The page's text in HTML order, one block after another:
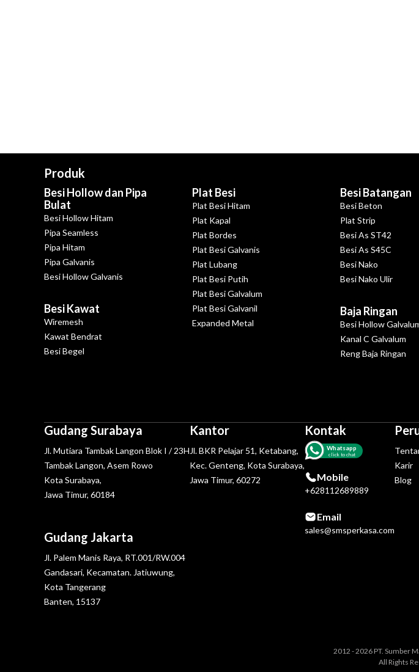
Produk
Besi Hollow dan Pipa
Bulat
Besi Hollow Hitam
Pipa Seamless
Pipa Hitam
Pipa Galvanis
Besi Hollow Galvanis
Besi Kawat
Wiremesh
Kawat Bendrat
Besi Begel
Plat Besi
Plat Besi Hitam
Plat Kapal
Plat Bordes
Plat Besi Galvanis
Plat Lubang
Plat Besi Putih
Plat Besi Galvalum
Plat Besi Galvanil
Expanded Metal
Besi Batangan
Besi Beton
Plat Strip
Besi As ST42
Besi As S45C
Besi Nako
Besi Nako Ulir
Baja Ringan
Besi Hollow
Kanal C Galvalum
Reng Baja Ringan
Gudang Surabaya
Jl. Mutiara Tambak Langon Blok I / 23H
Tambak Langon, Asem Rowo
Kota Surabaya,
Jawa Timur, 60184
Gudang Jakarta
Jl. Palem Manis Raya, RT.001/RW.004
Gandasari, Kecamatan. Jatiuwung,
Kota Tangerang
Banten, 15137
Kantor
Jl. BKR Pelajar 51, Ketabang,
Kec. Genteng, Kota Surabaya,
Jawa Timur, 60272
Kontak
Whatsapp
click to chat
Mobile
+628112689889
Email
sales@smsperkasa.com
Karir
Blog
2012 - 2026 PT. Sumber
All Rights